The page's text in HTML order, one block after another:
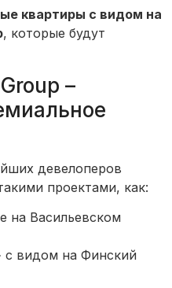
квартиры с видом на
, которые будут
–
девелоперов
проектами, как:
на Васильевском
с видом на Финский